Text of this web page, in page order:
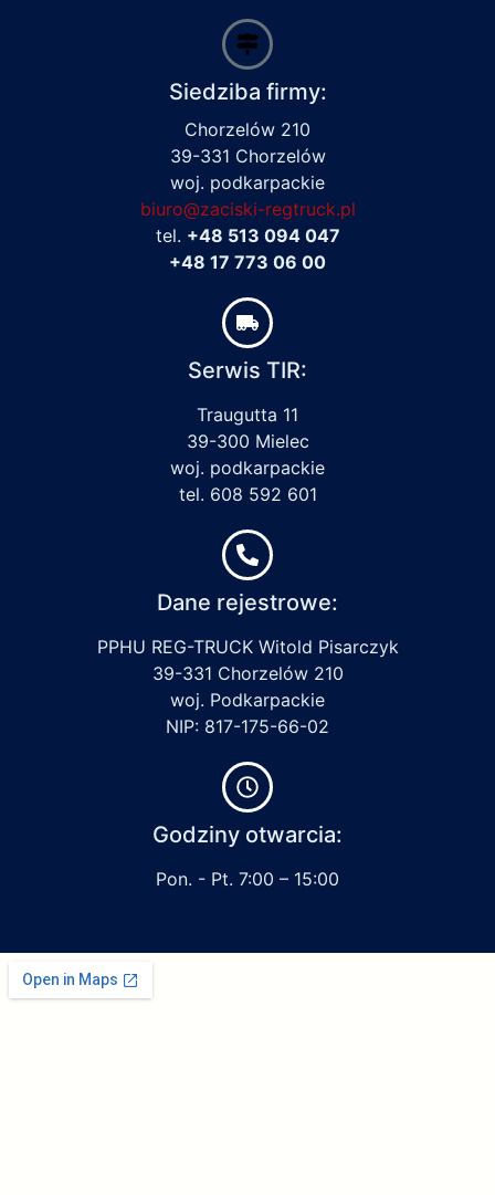
Siedziba firmy:
Chorzelów 210
39-331 Chorzelów
woj. podkarpackie
biuro@zaciski-regtruck.pl
tel. +48 513 094 047
+48 17 773 06 00
Serwis TIR:
Traugutta 11
39-300 Mielec
woj. podkarpackie
tel. 608 592 601
Dane rejestrowe:
PPHU REG-TRUCK Witold Pisarczyk
39-331 Chorzelów 210
woj. Podkarpackie
NIP: 817-175-66-02
Godziny otwarcia:
Pon. - Pt. 7:00 – 15:00